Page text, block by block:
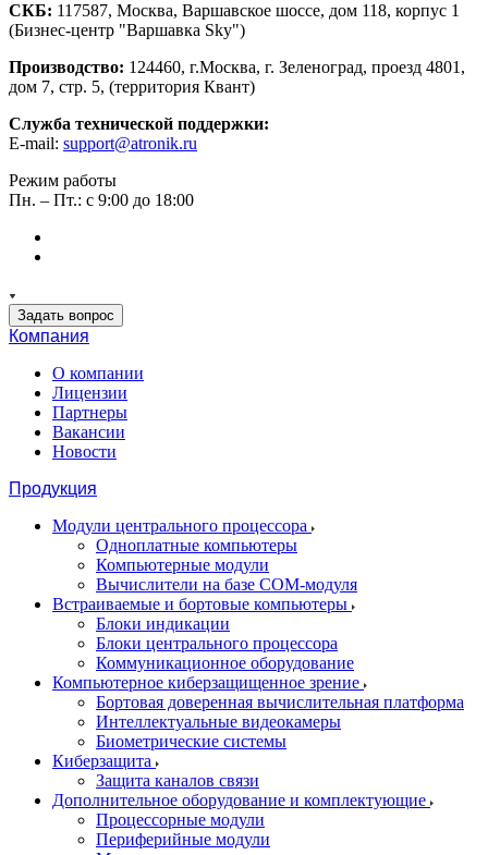
СКБ: 117587, Москва, Варшавское шоссе, дом 118, корпус 1
(Бизнес-центр "Варшавка Sky")
Производство: 124460, г.Москва, г. Зеленоград, проезд 4801,
дом 7, стр. 5, (территория Квант)
Служба технической поддержки:
E-mail: support@atronik.ru
Режим работы
Пн. – Пт.: с 9:00 до 18:00
Задать вопрос
Компания
О компании
Лицензии
Партнеры
Вакансии
Новости
Продукция
Модули центрального процессора
Одноплатные компьютеры
Компьютерные модули
Вычислители на базе COM-модуля
Встраиваемые и бортовые компьютеры
Блоки индикации
Блоки центрального процессора
Коммуникационное оборудование
Компьютерное киберзащищенное зрение
Бортовая доверенная вычислительная платформа
Интеллектуальные видеокамеры
Биометрические системы
Киберзащита
Защита каналов связи
Дополнительное оборудование и комплектующие
Процессорные модули
Периферийные модули